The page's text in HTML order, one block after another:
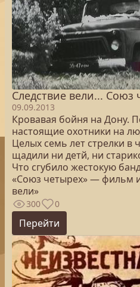
Следствие вели... Союз
09.09.2013
Кровавая бойня на Дону.
настоящие охотники на
Целых семь лет стрелки в
щадили ни детй, ни
Что сгубило жестокую
«Союз четырех» — фильм
вели»
300 0
Перейти